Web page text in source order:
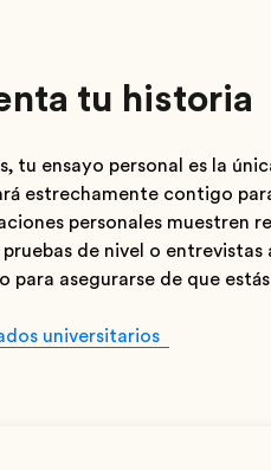
tu historia
tu ensayo personal es la
estrechamente contigo
personales muestren
pruebas de nivel o
para asegurarse de que
universitarios